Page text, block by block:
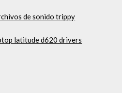
de sonido trippy
latitude d620 drivers